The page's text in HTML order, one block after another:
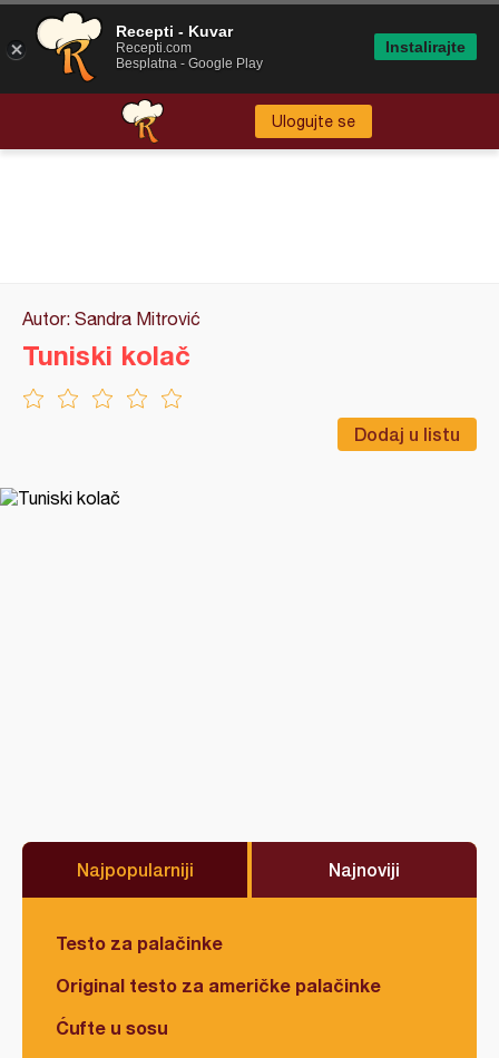
Ulogujte se
Autor: Sandra Mitrović
Dodaj u listu
Tuniski kolač
Najpopularniji Najnoviji
Testo za palačinke
Original testo za američke palačinke
Ćufte u sosu
Recepti - Kuvar
Recepti.com
Besplatna - Google Play
Instalirajte